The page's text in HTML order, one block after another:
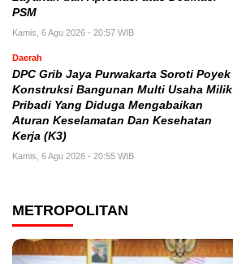
PSM
Kamis, 6 Agu 2026 - 20:57 WIB
Daerah
DPC Grib Jaya Purwakarta Soroti Poyek
Konstruksi Bangunan Multi Usaha Milik
Pribadi Yang Diduga Mengabaikan
Aturan Keselamatan Dan Kesehatan
Kerja (K3)
Kamis, 6 Agu 2026 - 20:55 WIB
METROPOLITAN